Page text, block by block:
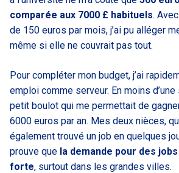
comparée aux 7000 £ habituels.
de 150 euros par mois, j’ai pu alléger
même si elle ne couvrait pas tout.
Pour compléter mon budget, j’ai
emploi comme serveur. En moins d’une
petit boulot qui me permettait de
6000 euros par an. Mes deux nièces,
également trouvé un job en quelques
prouve que la demande pour des
forte, surtout dans les grandes villes.